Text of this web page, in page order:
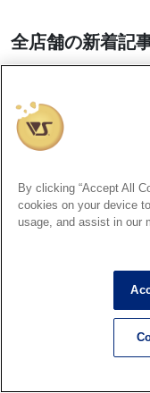
全店舗の新着記
By clicking “Accept All
cookies on your device
usage, and assist in our